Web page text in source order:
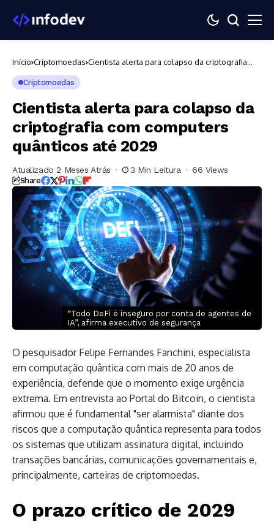
Início Criptomoedas Cientista alerta para colapso da criptografia
Criptomoedas
Cientista alerta para colapso da
criptografia com computers
quânticos até 2029
Atualizado 2 Meses Atrás 3 Min Leitura 66 Views
Share
“Todo DeFi é inseguro por conta de agentes de
IA”, afirma executivo de segurança
O pesquisador Felipe Fernandes Fanchini, especialista
em computação quântica com mais de 20 anos de
experiência, defende que o momento exige urgência
extrema. Em entrevista ao Portal do Bitcoin, o cientista
afirmou que é fundamental "ser alarmista" diante dos
riscos que a computação quântica representa para todos
os sistemas que utilizam assinatura digital, incluindo
transações bancárias, comunicações governamentais e,
principalmente, carteiras de criptomoedas.
O prazo crítico de 2029